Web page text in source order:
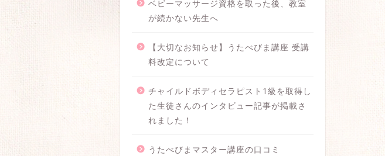
ベビーマッサージ資格を取った後、教室
が続かない先生へ
【大切なお知らせ】うたべびま講座 受講
料改定について
チャイルドボディセラピスト1級を取得し
た生徒さんのインタビュー記事が掲載さ
れました！
うたべびまマスター講座の口コミ